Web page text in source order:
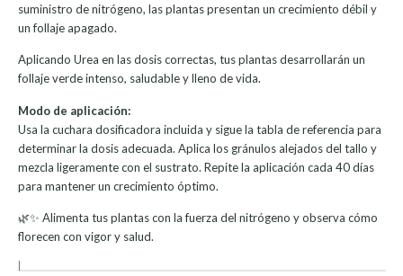
suministro de nitrógeno, las plantas presentan un crecimiento débil y
un follaje apagado.
Aplicando Urea en las dosis correctas, tus plantas desarrollarán un
follaje verde intenso, saludable y lleno de vida.
Modo de aplicación:
Usa la cuchara dosificadora incluida y sigue la tabla de referencia para
determinar la dosis adecuada. Aplica los gránulos alejados del tallo y
mezcla ligeramente con el sustrato. Repite la aplicación cada 40 días
para mantener un crecimiento óptimo.
🌿✨ Alimenta tus plantas con la fuerza del nitrógeno y observa cómo
florecen con vigor y salud.